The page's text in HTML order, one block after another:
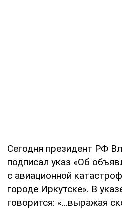
Сегодня президент РФ
подписал указ «Об
с авиационной
городе Иркутске». В
говорится: «...выражая